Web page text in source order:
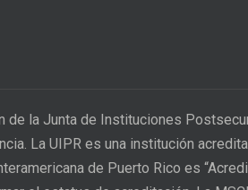
la Junta de Instituciones
La UIPR es una institución
de Puerto Rico es